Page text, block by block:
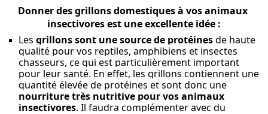
Donner des grillons domestiques à vos animaux
insectivores est une excellente idée :
Les grillons sont une source de protéines de haute
qualité pour vos reptiles, amphibiens et insectes
chasseurs, ce qui est particulièrement important
pour leur santé. En effet, les grillons contiennent une
nourriture très nutritive pour vos animaux
insectivores. Il faudra complémenter avec du